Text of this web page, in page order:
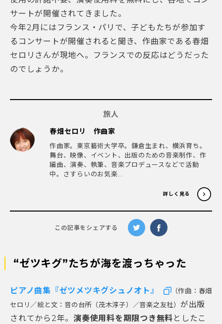
サートが開催されてきました。
今年2月にはフランス・パリで、子どもたちが参加す
るコンサートが開催されると聞き、作曲家である春畑
セロリさんが現地へ。フランスでの反応はどうだった
のでしょうか。
旅人
春畑セロリ 作曲家
作曲家。東京藝術大学卒。鎌倉生まれ、横浜育ち。
舞台、映像、イベント、出版のための音楽制作、作
編曲、演奏、執筆、音楽プロデュースなどで活動
中。さすらいのお気楽...
詳しく見る
この記事をシェアする
“ゼツキグ”たちが海を渡っちゃった
ピアノ曲集『ゼツメツキグシュノオト』
（作曲：春畑
セロリ／絵と文：音の台所（茂木淳子）／音楽之友社） が出版
されてから 2年。 演奏使用料を期限つき無料 としたこ